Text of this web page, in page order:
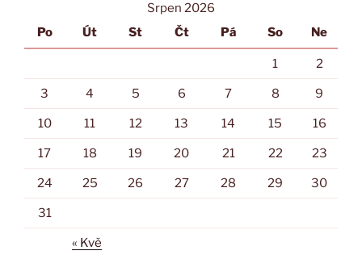
Srpen 2026
Po
Út St Čt Pá So Ne
1 2
3 4 5 6 7 8 9
10 11 12 13 14 15 16
17 18 19 20 21 22 23
24 25 26 27 28 29 30
31
« Kvě